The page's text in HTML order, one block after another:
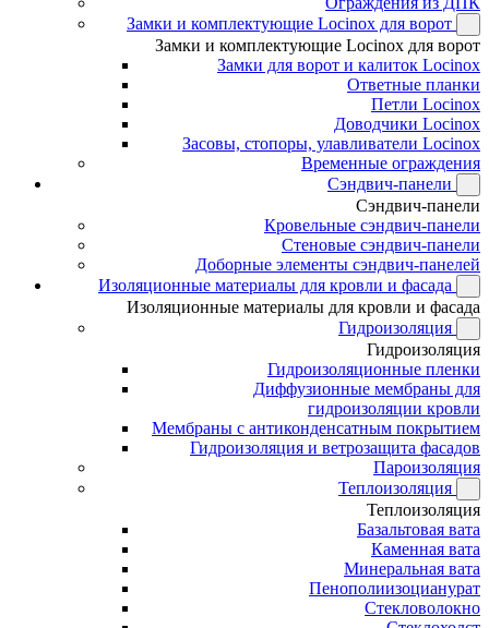
Замки и комплектующие Locinox для ворот
Замки и комплектующие Locinox для ворот
Замки для ворот и калиток Locinox
Ответные планки
Петли Locinox
Доводчики Locinox
Засовы, стопоры, улавливатели Locinox
Временные ограждения
Сэндвич-панели
Сэндвич-панели
Кровельные сэндвич-панели
Стеновые сэндвич-панели
Доборные элементы сэндвич-панелей
Изоляционные материалы для кровли и фасада
Изоляционные материалы для кровли и фасада
Гидроизоляция
Гидроизоляция
Гидроизоляционные пленки
Диффузионные мембраны для
гидроизоляции кровли
Мембраны с антиконденсатным покрытием
Гидроизоляция и ветрозащита фасадов
Пароизоляция
Теплоизоляция
Теплоизоляция
Базальтовая вата
Каменная вата
Минеральная вата
Пенополиизоцианурат
Стекловолокно